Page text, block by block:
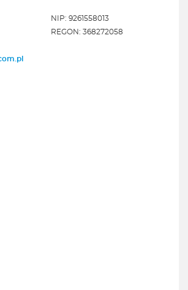
NIP: 9261558013
REGON: 368272058